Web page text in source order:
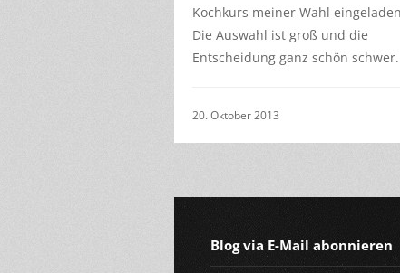
Kochkurs meiner Wahl
Die Auswahl ist groß und die
Entscheidung ganz schön
20. Oktober 2013
Blog via E-Mail abonnieren